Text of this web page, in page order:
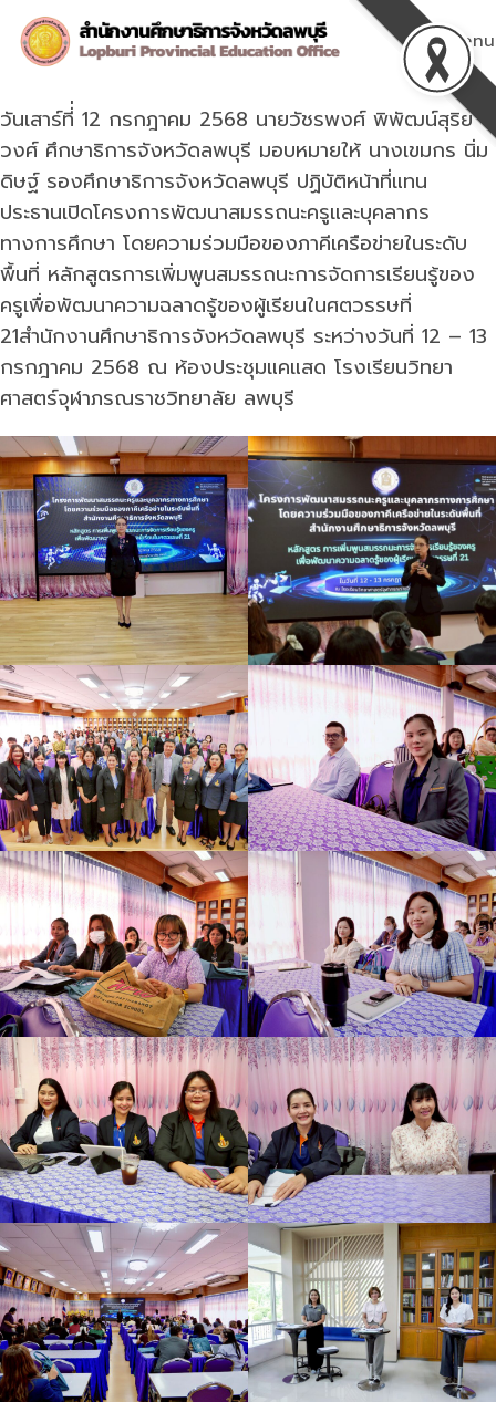
content
Menu
วันเสาร์ที่่ 12 กรกฎาคม 2568 นายวัชรพงศ์ พิพัฒน์สุริย
วงศ์ ศึกษาธิการจังหวัดลพบุรี มอบหมายให้ นางเขมกร นิ่ม
ดิษฐ์ รองศึกษาธิการจังหวัดลพบุรี ปฏิบัติหน้าที่แทน
ประธานเปิดโครงการพัฒนาสมรรถนะครูและบุคลากร
ทางการศึกษา โดยความร่วมมือของภาคีเครือข่ายในระดับ
พื้นที่ หลักสูตรการเพิ่มพูนสมรรถนะการจัดการเรียนรู้ของ
ครูเพื่อพัฒนาความฉลาดรู้ของผู้เรียนในศตวรรษที่
21สำนักงานศึกษาธิการจังหวัดลพบุรี ระหว่างวันที่ 12 – 13
กรกฎาคม 2568 ณ ห้องประชุมแคแสด โรงเรียนวิทยา
ศาสตร์จุฬาภรณราชวิทยาลัย ลพบุรี